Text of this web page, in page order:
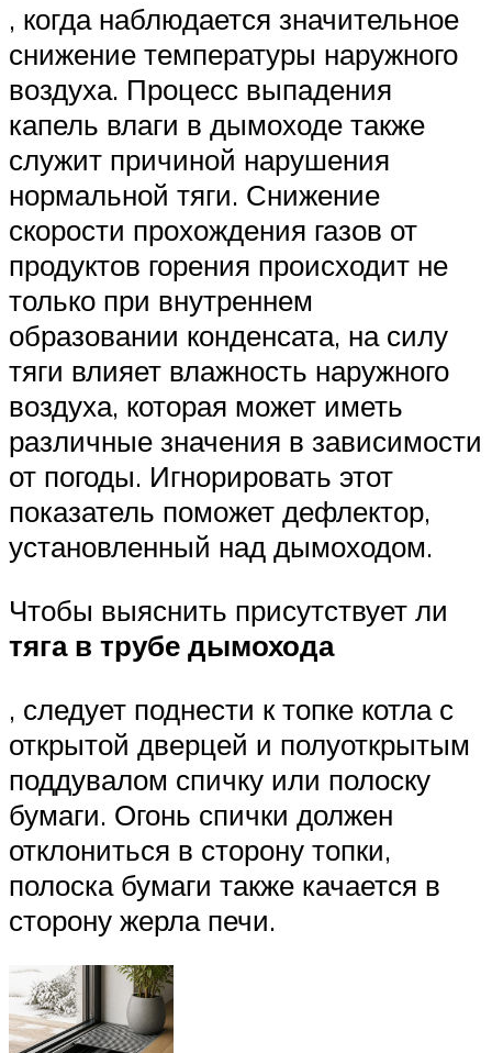
, когда наблюдается значительное
снижение температуры наружного
воздуха. Процесс выпадения
капель влаги в дымоходе также
служит причиной нарушения
нормальной тяги. Снижение
скорости прохождения газов от
продуктов горения происходит не
только при внутреннем
образовании конденсата, на силу
тяги влияет влажность наружного
воздуха, которая может иметь
различные значения в зависимости
от погоды. Игнорировать этот
показатель поможет дефлектор,
установленный над дымоходом.
Чтобы выяснить присутствует ли
тяга в трубе дымохода
, следует поднести к топке котла с
открытой дверцей и полуоткрытым
поддувалом спичку или полоску
бумаги. Огонь спички должен
отклониться в сторону топки,
полоска бумаги также качается в
сторону жерла печи.